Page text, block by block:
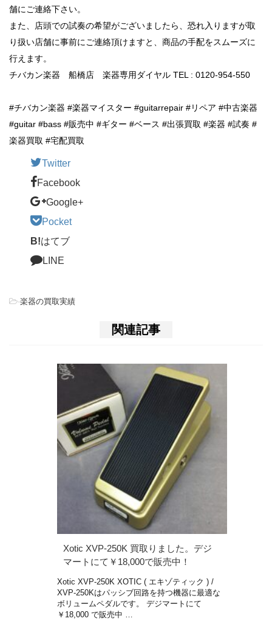
舗にご連絡下さい。
また、店頭での試奏の希望がございましたら、恐れ入りますが取
り扱い店舗に事前にご連絡頂けますと、商品の手配をスムーズに
行えます。
チバカン楽器 船橋店 楽器専用ダイヤル TEL : 0120-954-550
#チバカン楽器 #楽器マイスター #guitarrepair #リペア #中古楽器
#guitar #bass #販売中 #ギター #ベース #出張買取 #楽器 #試奏 #
楽器買取 #宅配買取
Twitter
Facebook
Google+
Pocket
B!はてブ
LINE
-楽器の買取実績
関連記事
Xotic XVP-250K 買取りました。デジ
マートにて￥18,000で販売中！
Xotic XVP-250K XOTIC ( エキゾティック ) /
XVP-250Kはパッシブ回路を持つ機器に最適な
ボリュームペダルです。 デジマートにて
￥18,000 で販売中 …